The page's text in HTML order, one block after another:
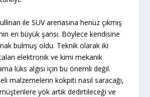
ile SUV arenasına henüz çıkmış
en büyük şansı. Böylece kendisine
bulmuş oldu. Teknik olarak iki
elektronik ve kimi mekanik
lüks algısı için bu önemli değil.
malzemelerin kokpiti nasıl saracağı,
yok artık dedirtileceği ve